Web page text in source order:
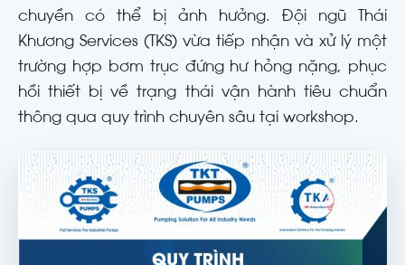
chuyền có thể bị ảnh hưởng. Đội ngũ Thái
Khương Services (TKS) vừa tiếp nhận và xử lý một
trường hợp bơm trục đứng hư hỏng nặng, phục
hồi thiết bị về trạng thái vận hành tiêu chuẩn
thông qua quy trình chuyên sâu tại workshop.